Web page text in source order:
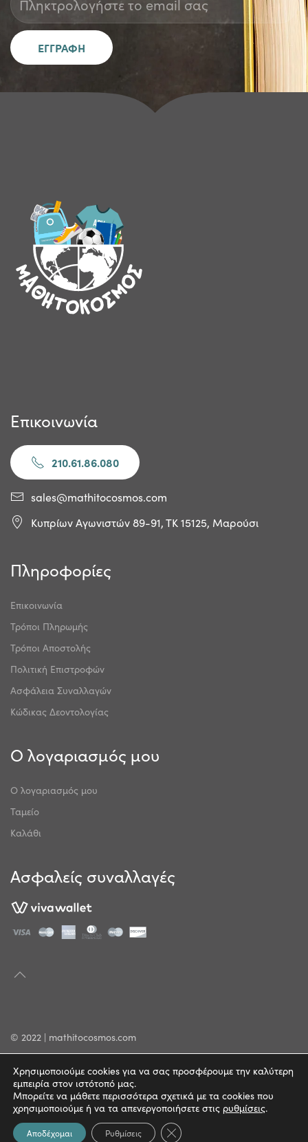
Επικοινωνία
210.61.86.080
sales@mathitocosmos.com
Κυπρίων Αγωνιστών 89-91, ΤΚ 15125, Μαρούσι
Πληροφορίες
Επικοινωνία
Τρόποι Πληρωμής
Τρόποι Αποστολής
Πολιτική Επιστροφών
Ασφάλεια Συναλλαγών
Κώδικας Δεοντολογίας
Ο λογαριασμός μου
Ο λογαριασμός μου
Ταμείο
Καλάθι
Ασφαλείς συναλλαγές
© 2022 | mathitocosmos.com
Όροι Χρήσης
Χρησιμοποιούμε cookies για να σας προσφέρουμε την καλύτερη
εμπειρία στον ιστότοπό μας.
Μπορείτε να μάθετε περισσότερα σχετικά με τα cookies που
χρησιμοποιούμε ή να τα απενεργοποιήσετε στις ρυθμίσεις.
Αποδέχομαι Ρυθμίσεις Κλείσιμο του Cookie banner